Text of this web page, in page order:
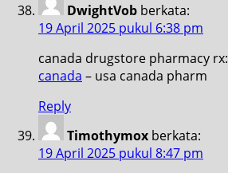
DwightVob berkata:
19 April 2025 pukul 6:38 pm
canada drugstore pharmacy rx:
canada – usa canada pharm
Reply
Timothymox berkata:
19 April 2025 pukul 8:47 pm